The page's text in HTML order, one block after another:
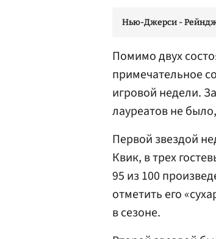
Нью-Джерси -
Помимо двух
примечательное
игровой недели.
лауреатов не
Первой звездой
Квик, в трех
95 из 100
отметить его
в сезоне.